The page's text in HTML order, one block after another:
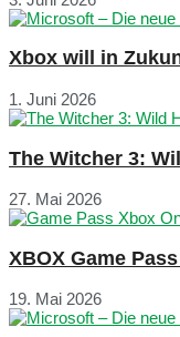
Xbox will in
1. Juni 2026
The Witcher 3:
27. Mai 2026
XBOX Game
19. Mai 2026